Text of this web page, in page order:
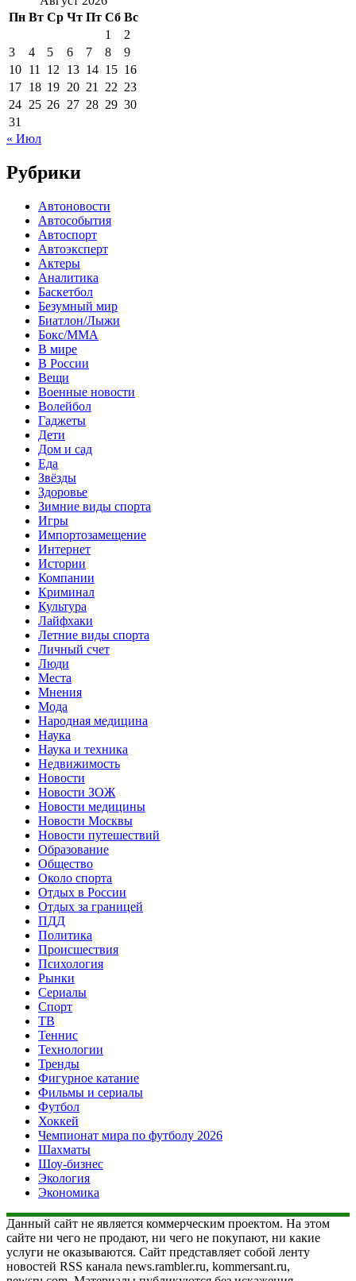
Пн Вт Ср Чт Пт Сб Вс
1
2
3
4 5 6 7 8
9
10 11 12 13 14 15 16
17 18 19 20 21 22 23
24 25 26 27 28 29 30
31
« Июл
Рубрики
Автоновости
Автособытия
Автоспорт
Автоэксперт
Актеры
Аналитика
Баскетбол
Безумный мир
Биатлон/Лыжи
Бокс/MMA
В мире
В России
Вещи
Военные новости
Волейбол
Гаджеты
Дети
Дом и сад
Еда
Звёзды
Здоровье
Зимние виды спорта
Игры
Импортозамещение
Интернет
Истории
Компании
Криминал
Культура
Лайфхаки
Летние виды спорта
Личный счет
Люди
Места
Мнения
Мода
Народная медицина
Наука
Наука и техника
Недвижимость
Новости
Новости ЗОЖ
Новости медицины
Новости Москвы
Новости путешествий
Образование
Общество
Около спорта
Отдых в России
Отдых за границей
ПДД
Политика
Происшествия
Психология
Рынки
Сериалы
Спорт
ТВ
Теннис
Технологии
Тренды
Фигурное катание
Фильмы и сериалы
Футбол
Хоккей
Чемпионат мира по футболу 2026
Шахматы
Шоу-бизнес
Экология
Экономика
Данный сайт не является коммерческим проектом. На этом
сайте ни чего не продают, ни чего не покупают, ни какие
услуги не оказываются. Сайт представляет собой ленту
новостей RSS канала news.rambler.ru, kommersant.ru,